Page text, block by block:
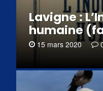
Lavigne :
humaine
15 mars 2020